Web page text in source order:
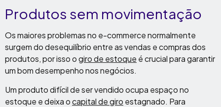
Produtos sem movimentação
Os maiores problemas no e-commerce normalmente
surgem do desequilíbrio entre as vendas e compras dos
produtos, por isso ogiro de estoque é crucial para garantir
um bom desempenho nos negócios.
Um produto difícil de ser vendido ocupa espaço no
estoque e deixa ocapital de giro estagnado. Para